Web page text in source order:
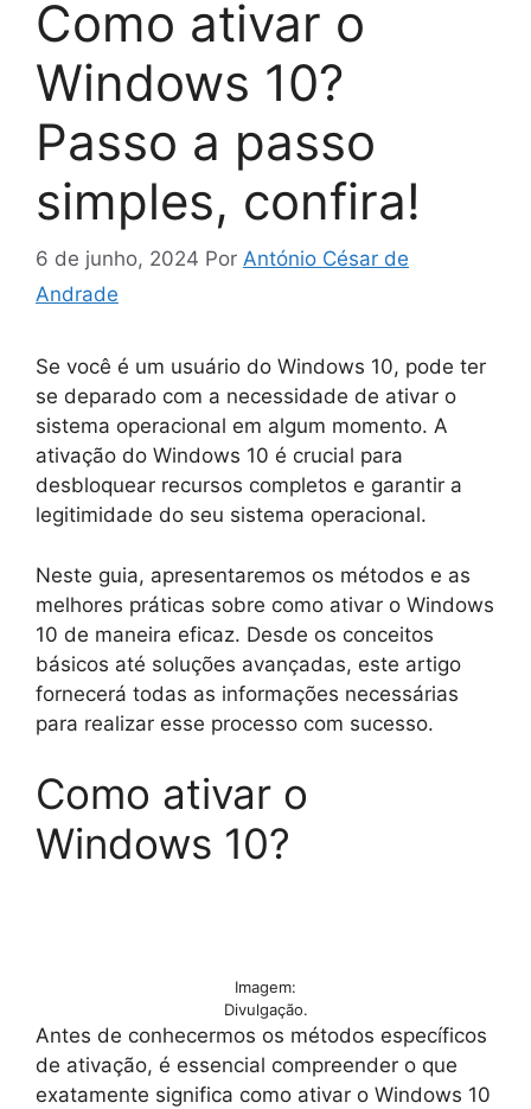
Como ativar o
Windows 10?
Passo a passo
simples, confira!
6 de junho, 2024 Por António César de
Andrade
Se você é um usuário do Windows 10, pode ter
se deparado com a necessidade de ativar o
sistema operacional em algum momento. A
ativação do Windows 10 é crucial para
desbloquear recursos completos e garantir a
legitimidade do seu sistema operacional.
Neste guia, apresentaremos os métodos e as
melhores práticas sobre como ativar o Windows
10 de maneira eficaz. Desde os conceitos
básicos até soluções avançadas, este artigo
fornecerá todas as informações necessárias
para realizar esse processo com sucesso.
Como ativar o
Windows 10?
Imagem:
Divulgação.
Antes de conhecermos os métodos específicos
de ativação, é essencial compreender o que
exatamente significa como ativar o Windows 10